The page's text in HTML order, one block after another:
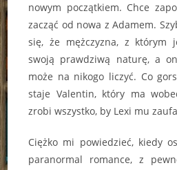
nowym początkiem. Chce
zacząć od nowa z Adamem.
się, że mężczyzna, z którym
swoją prawdziwą naturę, a
może na nikogo liczyć. Co
staje Valentin, który ma
zrobi wszystko, by Lexi mu
Ciężko mi powiedzieć, kiedy
paranormal romance, z